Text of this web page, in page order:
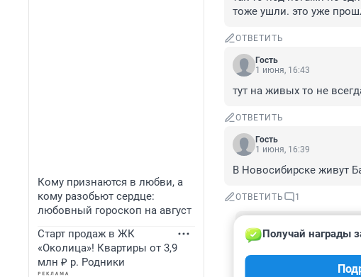
Кому признаются в любви, а
кому разобьют сердце:
любовный гороскоп на август
Старт продаж в ЖК
«Околица»! Квартиры от 3,9
млн ₽ р. Родники
тоже ушли. это уже
ОТВЕТИТЬ
Гость
1 июня, 16:43
тут на живых то не
ОТВЕТИТЬ
Гость
1 июня, 16:39
В Новосибирске живут
ОТВЕТИТЬ 1
1 июня, 18:20
Вы думаете,
на электронную почту
Получай награды